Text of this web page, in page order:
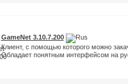
GameNet 3.10.7.200
Клиент, с помощью которого можно
Обладает понятным интерфейсом на